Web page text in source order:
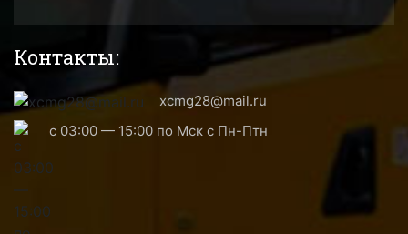
Контакты:
xcmg28@mail.ru
с 03:00 — 15:00 по Мск с Пн-Птн